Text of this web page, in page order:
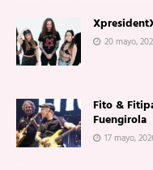
20 mayo,
Fito &
Fuengirola
17 mayo,